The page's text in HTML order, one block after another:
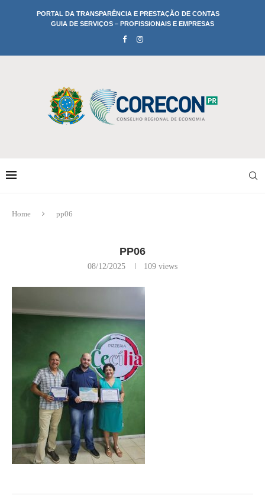
PORTAL DA TRANSPARÊNCIA E PRESTAÇÃO DE CONTAS
GUIA DE SERVIÇOS – PROFISSIONAIS E EMPRESAS
Home pp06
PP06
08/12/2025 109 views